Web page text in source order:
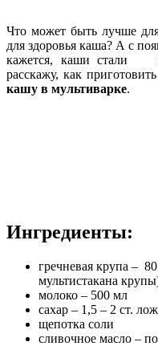
Что может быть лучше
для здоровья каша? А с
кажется, каши стали
расскажу, как
кашу в мультиварке.
Ингредиенты:
гречневая крупа –
мультистакана
молоко – 500 мл
сахар – 1,5 – 2 ст.
щепотка соли
сливочное масло –